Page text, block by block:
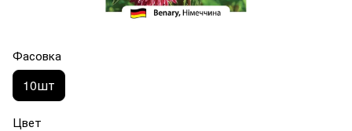
Фасовка
10шт
Цвет